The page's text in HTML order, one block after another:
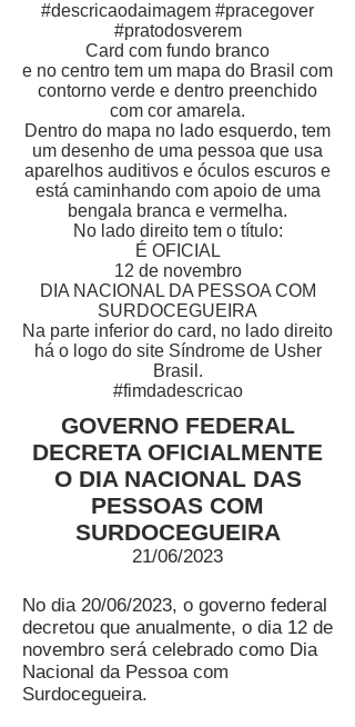
#descricaodaimagem #pracegover
#pratodosverem
Card com fundo branco
e no centro tem um mapa do Brasil com
contorno verde e dentro preenchido
com cor amarela.
Dentro do mapa no lado esquerdo, tem
um desenho de uma pessoa que usa
aparelhos auditivos e óculos escuros e
está caminhando com apoio de uma
bengala branca e vermelha.
No lado direito tem o título:
É OFICIAL
12 de novembro
DIA NACIONAL DA PESSOA COM
SURDOCEGUEIRA
Na parte inferior do card, no lado direito
há o logo do site Síndrome de Usher
Brasil.
#fimdadescricao
GOVERNO FEDERAL
DECRETA OFICIALMENTE
O DIA NACIONAL DAS
PESSOAS COM
SURDOCEGUEIRA
21/06/2023
No dia 20/06/2023, o governo federal
decretou que anualmente, o dia 12 de
novembro será celebrado como Dia
Nacional da Pessoa com
Surdocegueira.